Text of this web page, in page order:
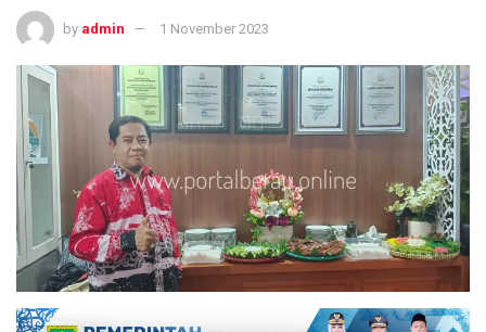
by admin 1 November 2023